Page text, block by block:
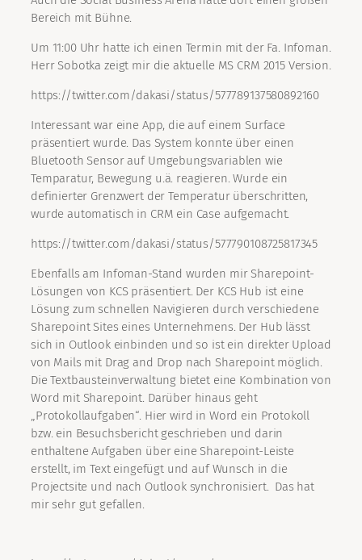
Bereich mit Bühne.
Um 11:00 Uhr hatte ich einen Termin mit der Fa. Infoman.
Herr Sobotka zeigt mir die aktuelle MS CRM 2015 Version.
https://twitter.com/dakasi/status/577789137580892160
Interessant war eine App, die auf einem Surface
präsentiert wurde. Das System konnte über einen
Bluetooth Sensor auf Umgebungsvariablen wie
Temparatur, Bewegung u.ä. reagieren. Wurde ein
definierter Grenzwert der Temperatur überschritten,
wurde automatisch in CRM ein Case aufgemacht.
https://twitter.com/dakasi/status/577790108725817345
Ebenfalls am Infoman-Stand wurden mir Sharepoint-
Lösungen von KCS präsentiert. Der KCS Hub ist eine
Lösung zum schnellen Navigieren durch verschiedene
Sharepoint Sites eines Unternehmens. Der Hub lässt
sich in Outlook einbinden und so ist ein direkter Upload
von Mails mit Drag and Drop nach Sharepoint möglich.
Die Textbausteinverwaltung bietet eine Kombination von
Word mit Sharepoint. Darüber hinaus geht
„Protokollaufgaben“. Hier wird in Word ein Protokoll
bzw. ein Besuchsbericht geschrieben und darin
enthaltene Aufgaben über eine Sharepoint-Leiste
erstellt, im Text eingefügt und auf Wunsch in die
Projectsite und nach Outlook synchronisiert. Das hat
mir sehr gut gefallen.